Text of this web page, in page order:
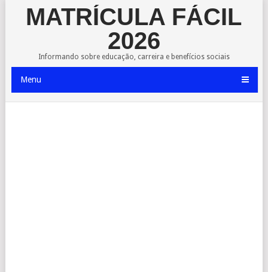
MATRÍCULA FÁCIL
2026
Informando sobre educação, carreira e benefícios sociais
Menu